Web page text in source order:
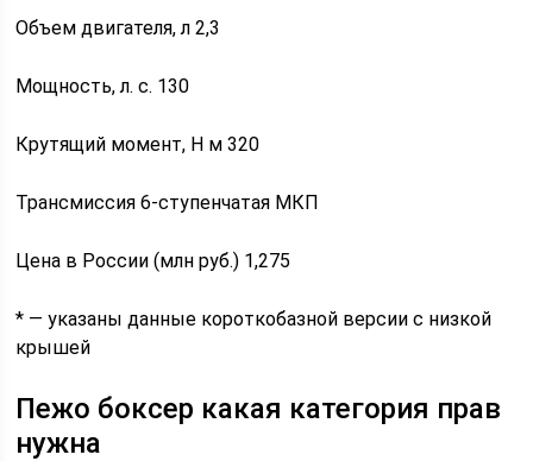
Объем двигателя, л 2,3
Мощность, л. с. 130
Крутящий момент, Н м 320
Трансмиссия 6-ступенчатая МКП
Цена в России (млн руб.) 1,275
* — указаны данные короткобазной версии с низкой
крышей
Пежо боксер какая категория прав
нужна